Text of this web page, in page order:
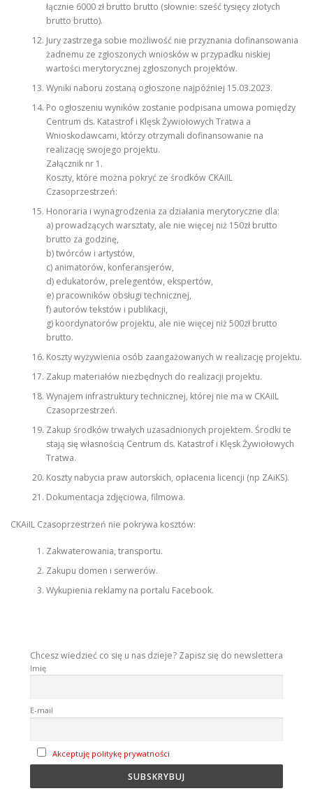
łącznie 6000 zł brutto brutto (słownie: sześć tysięcy złotych
brutto brutto).
Jury zastrzega sobie możliwość nie przyznania dofinansowania
żadnemu ze zgłoszonych wniosków w przypadku niskiej
wartości merytorycznej zgłoszonych projektów.
Wyniki naboru zostaną ogłoszone najpóźniej 15.03.2023.
Po ogłoszeniu wyników zostanie podpisana umowa pomiędzy
Centrum ds. Katastrof i Klęsk Żywiołowych Tratwa a
Wnioskodawcami, którzy otrzymali dofinansowanie na
realizację swojego projektu.
Załącznik nr 1.
Koszty, które można pokryć ze środków CKAiIL
Czasoprzestrzeń:
Honoraria i wynagrodzenia za działania merytoryczne dla:
a) prowadzących warsztaty, ale nie więcej niż 150zł brutto
brutto za godzinę,
b) twórców i artystów,
c) animatorów, konferansjerów,
d) edukatorów, prelegentów, ekspertów,
e) pracowników obsługi technicznej,
f) autorów tekstów i publikacji,
g) koordynatorów projektu, ale nie więcej niż 500zł brutto
brutto.
Koszty wyżywienia osób zaangażowanych w realizację projektu.
Zakup materiałów niezbędnych do realizacji projektu.
Wynajem infrastruktury technicznej, której nie ma w CKAiIL
Czasoprzestrzeń.
Zakup środków trwałych uzasadnionych projektem. Środki te
stają się własnością Centrum ds. Katastrof i Klęsk Żywiołowych
Tratwa.
Koszty nabycia praw autorskich, opłacenia licencji (np ZAiKS).
Dokumentacja zdjęciowa, filmowa.
CKAiIL Czasoprzestrzeń nie pokrywa kosztów:
Zakwaterowania, transportu.
Zakupu domen i serwerów.
Wykupienia reklamy na portalu Facebook.
Chcesz wiedzieć co się u nas dzieje? Zapisz się do newslettera
Imię
E-mail
Akceptuję politykę prywatności